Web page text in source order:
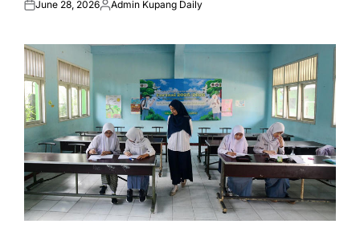
Posted
June 28, 2026Posted
Admin Kupang Daily